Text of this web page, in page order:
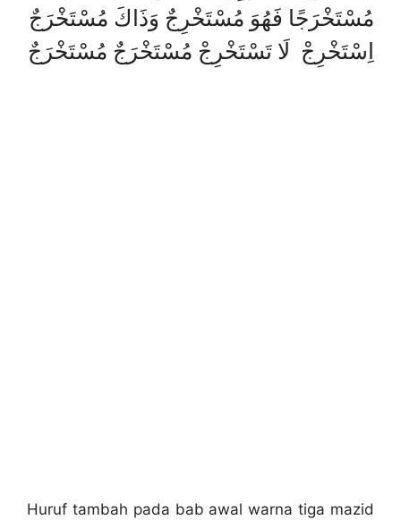
مُسْتَخْرَجًا فَهُوَ مُسْتَخْرِجٌ وَذَاكَ مُسْتَخْرَجٌ
اِسْتَخْرِجْ لَا تَسْتَخْرِجْ مُسْتَخْرَجٌ مُسْتَخْرَجٌ
Huruf tambah pada bab awal warna tiga mazid